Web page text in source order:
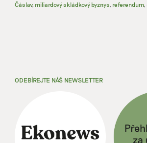
Čáslav, miliardový skládkový byznys, referendum,
ODEBÍREJTE NÁŠ NEWSLETTER